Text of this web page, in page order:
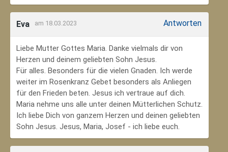
Eva am 18.03.2023 Antworten
Liebe Mutter Gottes Maria. Danke vielmals dir von
Herzen und deinem geliebten Sohn Jesus.
Für alles. Besonders für die vielen Gnaden. Ich werde
weiter im Rosenkranz Gebet besonders als Anliegen
für den Frieden beten. Jesus ich vertraue auf dich.
Maria nehme uns alle unter deinen Mütterlichen Schutz.
Ich liebe Dich von ganzem Herzen und deinen geliebten
Sohn Jesus. Jesus, Maria, Josef - ich liebe euch.